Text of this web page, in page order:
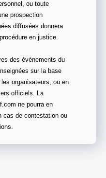
ou toute
prospection
diffusées donnera
en justice.
des évènements du
sur la base
organisateurs, ou en
officiels. La
ne pourra en
cas de contestation ou